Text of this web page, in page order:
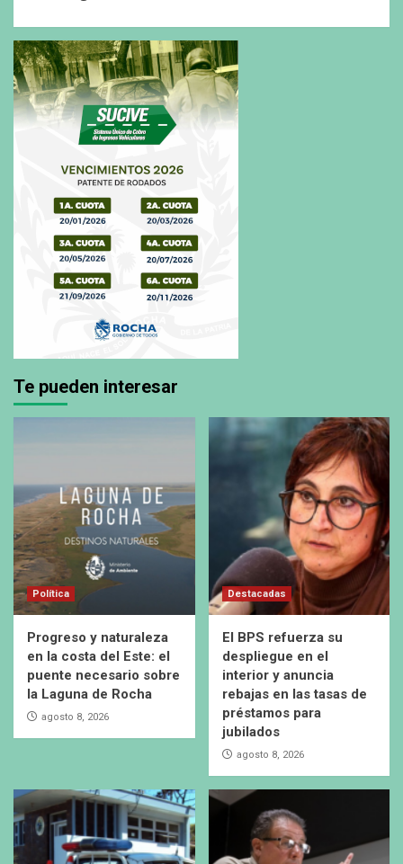
Te pueden interesar
Política
Progreso y naturaleza
en la costa del Este: el
puente necesario sobre
la Laguna de Rocha
agosto 8, 2026
Destacadas
El BPS refuerza su
despliegue en el
interior y anuncia
rebajas en las tasas de
préstamos para
jubilados
agosto 8, 2026